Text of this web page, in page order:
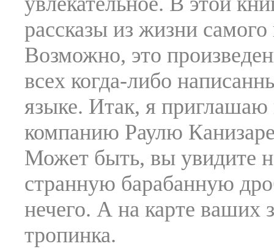
рассказы из жизни
Возможно, это
всех когда-либо
языке. Итак, я приглашаю
компанию Раулю
Может быть, вы увидите
странную барабанную
нечего. А на карте ваших
тропинка.